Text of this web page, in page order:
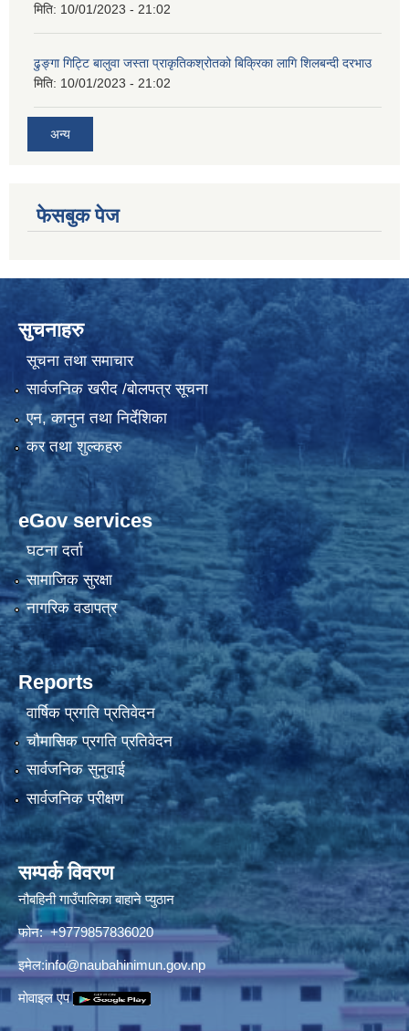
मिति: 10/01/2023 - 21:02
ढुङ्गा गिट्टि बालुवा जस्ता प्राकृतिकश्रोतको बिक्रिका लागि शिलबन्दी दरभाउ
मिति: 10/01/2023 - 21:02
अन्य
फेसबुक पेज
सुचनाहरु
सूचना तथा समाचार
सार्वजनिक खरीद /बोलपत्र सूचना
एन, कानुन तथा निर्देशिका
कर तथा शुल्कहरु
eGov services
घटना दर्ता
सामाजिक सुरक्षा
नागरिक वडापत्र
Reports
वार्षिक प्रगति प्रतिवेदन
चौमासिक प्रगति प्रतिवेदन
सार्वजनिक सुनुवाई
सार्वजनिक परीक्षण
सम्पर्क विवरण
नौबहिनी गाउँपालिका बाहाने प्युठान
फोन: +9779857836020
इमेल:info@naubahinimun.gov.np
माेवाइल एप